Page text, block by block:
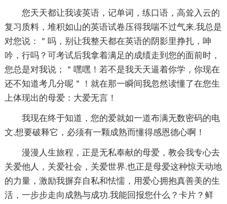
您天天都让我读英语，记单词，练口语，高耸入云的
复习质料，堆积如山的英语试卷压得我喘不过气来.我总是
对您说：＂吗，别让我整天都在英语的阴影里挣扎，呻
吟，行吗？可考试后我拿着满足的成绩走到您的面前时，
您总是对我说；＂嘿嘿！若不是我天天逼着你学，你现在
还不知道考几分呢＂！就在那一瞬间我忽然读懂了在您生
上体现出的母爱：大爱无言！
我现在终于知道，您的爱就如一道布满无数密码的电
文.想要破释它，必须有一颗成熟而懂得感恩德心啊！
漫漫人生旅程，正是无私奉献的母爱，教会我专心去
关爱他人，关爱社会，关爱世界.也正是母爱这种惊天动地
的力量，激励我摒弃自私和怯懦，用爱心拥抱真善美的生
活，一步步走向成熟与成功.我能回报您什么？卡片？鲜